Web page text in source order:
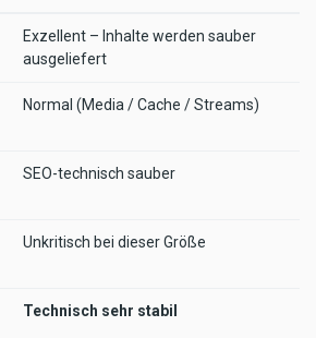
Exzellent – Inhalte werden sauber
ausgeliefert
Normal (Media / Cache / Streams)
SEO-technisch sauber
Unkritisch bei dieser Größe
Technisch sehr stabil